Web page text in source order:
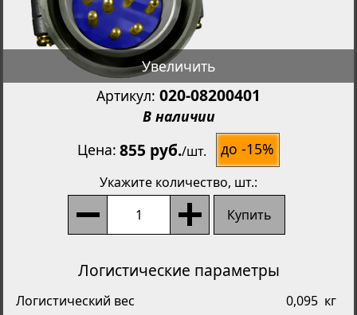
Увеличить
Артикул: 020-08200401
В наличии
Цена 855 руб./шт. до -15%
Укажите количество, шт.:
Купить
Логистические параметры
Логистический вес 0,095 кг